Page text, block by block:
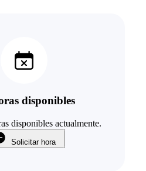
disponibles
disponibles actualmente.
Solicitar hora